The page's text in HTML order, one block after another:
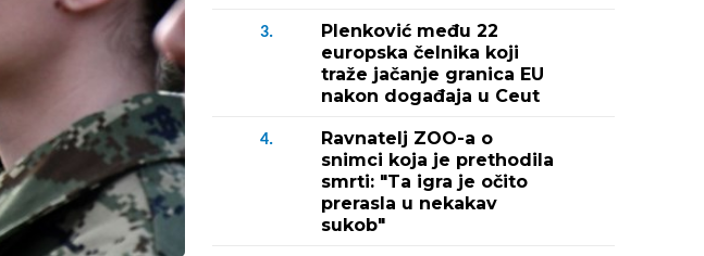
3.
Plenković među 22
europska čelnika koji
traže jačanje granica EU
nakon događaja u Ceut
4.
Ravnatelj ZOO-a o
snimci koja je prethodila
smrti: "Ta igra je očito
prerasla u nekakav
sukob"